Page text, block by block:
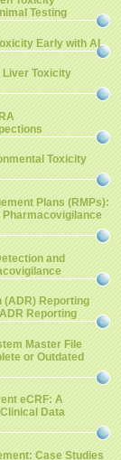
Testing
Early with AI
Liver Toxicity
Toxicity
Plans (RMPs):
Pharmacovigilance
and
(ADR) Reporting
Reporting
Master File
or Outdated
eCRF: A
Data
Case Studies